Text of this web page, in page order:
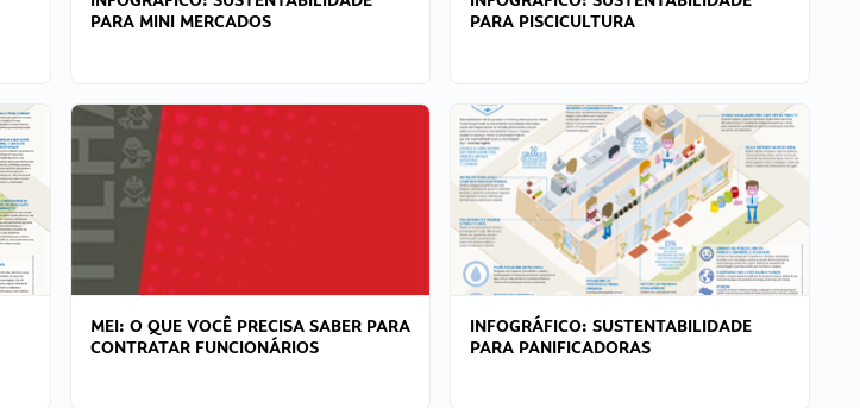
PARA MINI MERCADOS
PARA PISCICULTURA
MEI: O QUE VOCÊ PRECISA SABER PARA
CONTRATAR FUNCIONÁRIOS
INFOGRÁFICO: SUSTENTABILIDADE
PARA PANIFICADORAS